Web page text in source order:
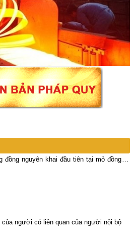
đồng nguyên khai đầu tiên tại mỏ đồng Vi
của người có liên quan của người nội bộ